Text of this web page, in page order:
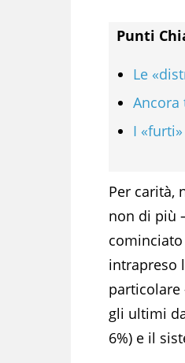
Punti
Le
Ancora
I
Per carità,
non di più
intrapreso
particolare
gli ultimi
6%) e il